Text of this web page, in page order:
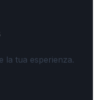
la tua esperienza.